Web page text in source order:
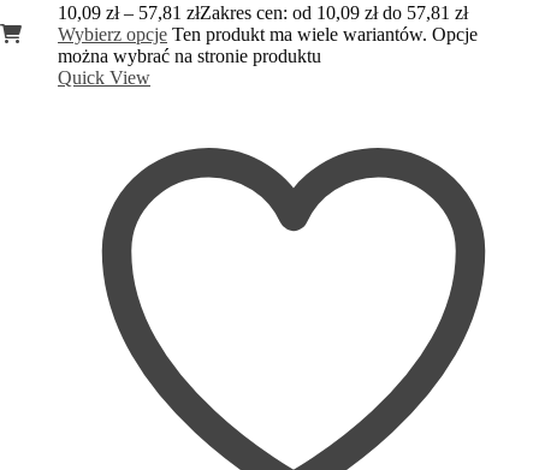
10,09 zł – 57,81 złZakres cen: od 10,09 zł do 57,81 zł
Wybierz opcje Ten produkt ma wiele wariantów. Opcje
można wybrać na stronie produktu
Quick View